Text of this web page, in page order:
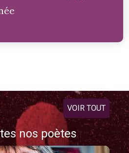
nos poètes
VOIR TOUT